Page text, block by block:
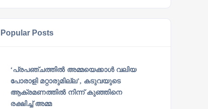
Popular Posts
‘പ്രപഞ്ചത്തില്‍ അമ്മയെക്കാള്‍ വലിയ
പോരാളി മറ്റാരുമില്ല’, കടുവയുടെ
ആക്രമണത്തില്‍ നിന്ന് കുഞ്ഞിനെ
രക്ഷിച്ച് അമ്മ